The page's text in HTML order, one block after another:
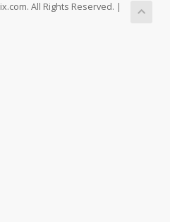
All Rights Reserved. |